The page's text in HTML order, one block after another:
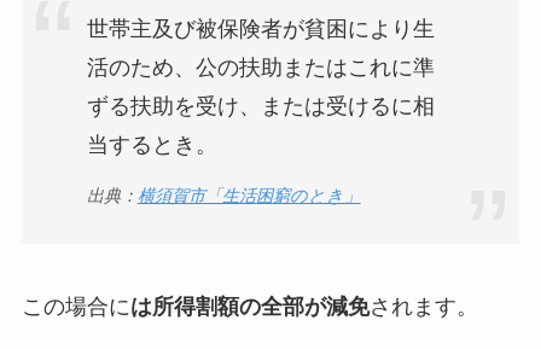
世帯主及び被保険者が貧困により生
活のため、公の扶助またはこれに準
ずる扶助を受け、または受けるに相
当するとき。
出典： 横須賀市「生活困窮のとき」
この場合には所得割額の全部が減免されます。